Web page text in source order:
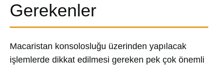
Gerekenler
Macaristan konsolosluğu üzerinden yapılacak
işlemlerde dikkat edilmesi gereken pek çok önemli